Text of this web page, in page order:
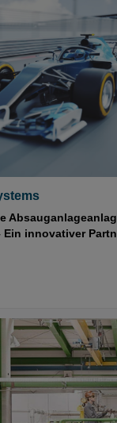
Ein innovativer